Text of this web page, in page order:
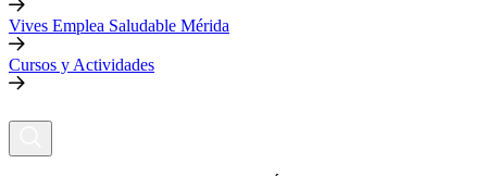
Vives Emplea Saludable Mérida
Cursos y Actividades